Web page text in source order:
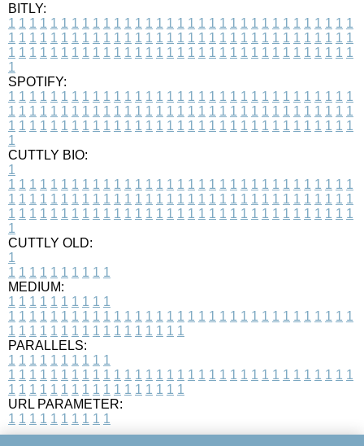
BITLY:
1 1 1 1 1 1 1 1 1 1 1 1 1 1 1 1 1 1 1 1 1 1 1 1 1 1 1 1 1 1 1 1 1
1 1 1 1 1 1 1 1 1 1 1 1 1 1 1 1 1 1 1 1 1 1 1 1 1 1 1 1 1 1 1 1 1
1 1 1 1 1 1 1 1 1 1 1 1 1 1 1 1 1 1 1 1 1 1 1 1 1 1 1 1 1 1 1 1 1
1
SPOTIFY:
1 1 1 1 1 1 1 1 1 1 1 1 1 1 1 1 1 1 1 1 1 1 1 1 1 1 1 1 1 1 1 1 1
1 1 1 1 1 1 1 1 1 1 1 1 1 1 1 1 1 1 1 1 1 1 1 1 1 1 1 1 1 1 1 1 1
1 1 1 1 1 1 1 1 1 1 1 1 1 1 1 1 1 1 1 1 1 1 1 1 1 1 1 1 1 1 1 1 1
1
CUTTLY BIO:
1
1 1 1 1 1 1 1 1 1 1 1 1 1 1 1 1 1 1 1 1 1 1 1 1 1 1 1 1 1 1 1 1 1
1 1 1 1 1 1 1 1 1 1 1 1 1 1 1 1 1 1 1 1 1 1 1 1 1 1 1 1 1 1 1 1 1
1 1 1 1 1 1 1 1 1 1 1 1 1 1 1 1 1 1 1 1 1 1 1 1 1 1 1 1 1 1 1 1 1
1
CUTTLY OLD:
1
1 1 1 1 1 1 1 1 1 1
MEDIUM:
1 1 1 1 1 1 1 1 1 1
1 1 1 1 1 1 1 1 1 1 1 1 1 1 1 1 1 1 1 1 1 1 1 1 1 1 1 1 1 1 1 1 1
1 1 1 1 1 1 1 1 1 1 1 1 1 1 1 1 1
PARALLELS:
1 1 1 1 1 1 1 1 1 1
1 1 1 1 1 1 1 1 1 1 1 1 1 1 1 1 1 1 1 1 1 1 1 1 1 1 1 1 1 1 1 1 1
1 1 1 1 1 1 1 1 1 1 1 1 1 1 1 1 1
URL PARAMETER:
1 1 1 1 1 1 1 1 1 1